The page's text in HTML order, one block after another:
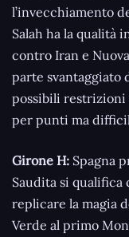
l’invecchiamento
Salah ha la qualità
contro Iran e
parte svantaggiato
possibili restrizioni
per punti ma
Girone H: Spagna
Saudita si qualifica
replicare la magia
Verde al primo